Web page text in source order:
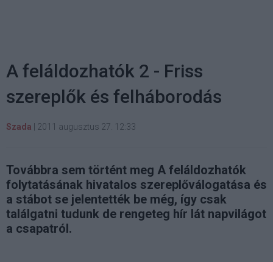
A feláldozhatók 2 - Friss
szereplők és felháborodás
Szada 2011 augusztus 27. 12:33
Továbbra sem történt meg A feláldozhatók
folytatásának hivatalos szereplőválogatása és
a stábot se jelentették be még, így csak
találgatni tudunk de rengeteg hír lát napvilágot
a csapatról.